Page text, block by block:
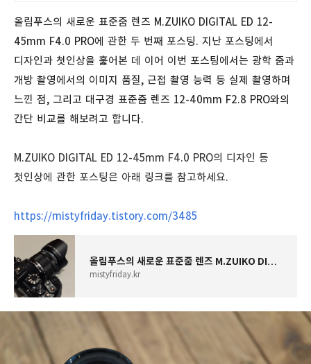
올림푸스의 새로운 표준줌 렌즈 M.ZUIKO DIGITAL ED 12-
45mm F4.0 PRO에 관한 두 번째 포스팅. 지난 포스팅에서
디자인과 첫인상을 훑어본 데 이어 이번 포스팅에서는 광학 줌과
개방 촬영에서의 이미지 품질, 근접 촬영 능력 등 실제 촬영하며
느낀 점, 그리고 대구경 표준줌 렌즈 12-40mm F2.8 PRO와의
간단 비교를 해보려고 합니다.
M.ZUIKO DIGITAL ED 12-45mm F4.0 PRO의 디자인 등
첫인상에 관한 포스팅은 아래 링크를 참고하세요.
https://mistyfriday.tistory.com/3485
올림푸스의 새로운 표준줌 렌즈 M.ZUIKO DIGITAL ED 12-45mm F4.0 PRO 소개&첫인상
mistyfriday.kr